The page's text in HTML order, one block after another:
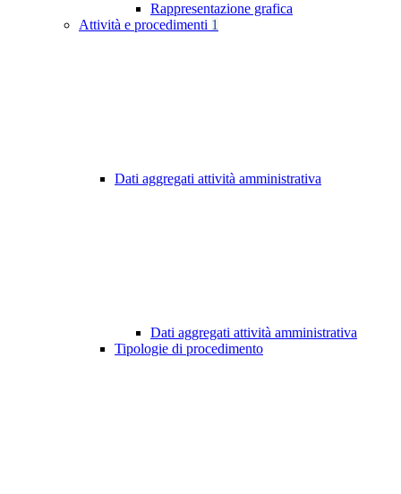
Rappresentazione grafica
Attività e procedimenti 1
Dati aggregati attività amministrativa
Dati aggregati attività amministrativa
Tipologie di procedimento